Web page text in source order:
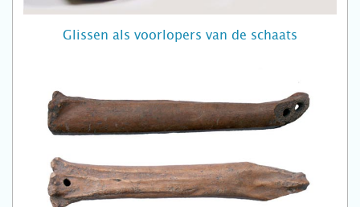
Glissen als voorlopers van de schaats